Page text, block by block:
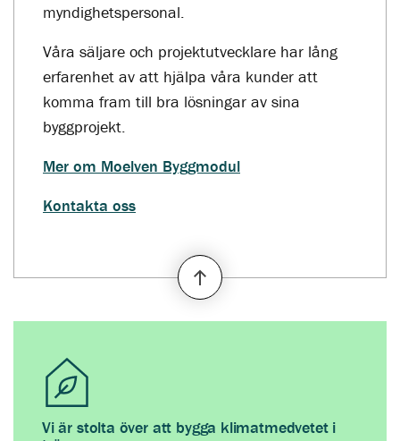
Läs mer om miljövänligt byggande här
myndighetspersonal.
Våra säljare och projektutvecklare har lång
erfarenhet av att hjälpa våra kunder att
komma fram till bra lösningar av sina
byggprojekt.
Mer om Moelven Byggmodul
Kontakta oss
Vi är stolta över att bygga klimatmedvetet i